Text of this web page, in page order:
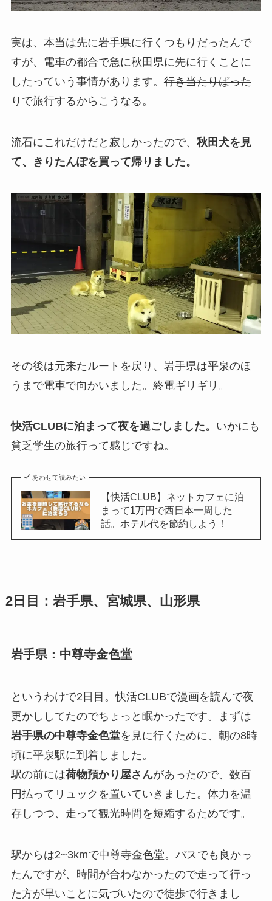
実は、本当は先に岩手県に行くつもりだったんで
すが、電車の都合で急に秋田県に先に行くことに
したっていう事情があります。 行き当たりばった
りで旅行するからこうなる。
流石にこれだけだと寂しかったので、 秋田犬を見
て、きりたんぽを買って帰りました。
その後は元来たルートを戻り、岩手県は平泉のほ
うまで電車で向かいました。終電ギリギリ。
快活CLUBに泊まって夜を過ごしました。 いかにも
貧乏学生の旅行って感じですね。
あわせて読みたい
【快活CLUB】ネットカフェに泊
まって1万円で西日本一周した
話。ホテル代を節約しよう！
2日目：岩手県、宮城県、山形県
岩手県：中尊寺金色堂
というわけで2日目。快活CLUBで漫画を読んで夜
更かししてたのでちょっと眠かったです。まずは
岩手県の中尊寺金色堂を見に行くために、朝の8時
頃に平泉駅に到着しました。
駅の前には荷物預かり屋さんがあったので、数百
円払ってリュックを置いていきました。体力を温
存しつつ、走って観光時間を短縮するためです。
駅からは2~3kmで中尊寺金色堂。バスでも良かっ
たんですが、時間が合わなかったので走って行っ
た方が早いことに気づいたので徒歩で行きまし